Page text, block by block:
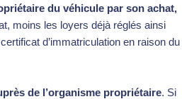
du véhicule par son achat,
moins les loyers déjà réglés ainsi
d’immatriculation en raison du
de l’organisme propriétaire. Si